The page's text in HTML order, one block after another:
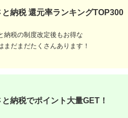
さと納税】 海
【ふるさと納税】【三
と納税 還元率ランキングTOP300
納税の制度改定後もお得な
まだまだたくさんあります！
納税でポイント大量GET！